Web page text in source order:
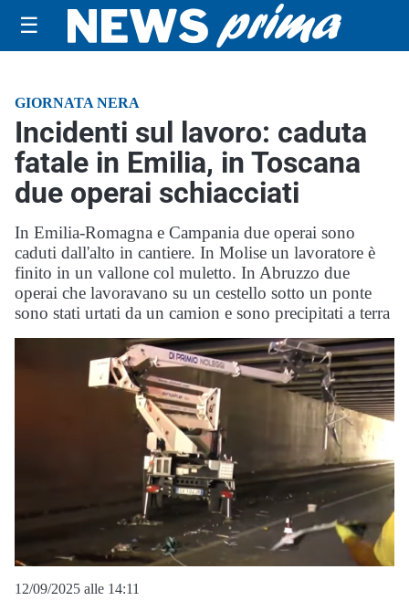
☰
GIORNATA NERA
Incidenti sul lavoro: caduta
fatale in Emilia, in Toscana
due operai schiacciati
In Emilia-Romagna e Campania due operai sono
caduti dall'alto in cantiere. In Molise un lavoratore è
finito in un vallone col muletto. In Abruzzo due
operai che lavoravano su un cestello sotto un ponte
sono stati urtati da un camion e sono precipitati a terra
12/09/2025 alle 14:11